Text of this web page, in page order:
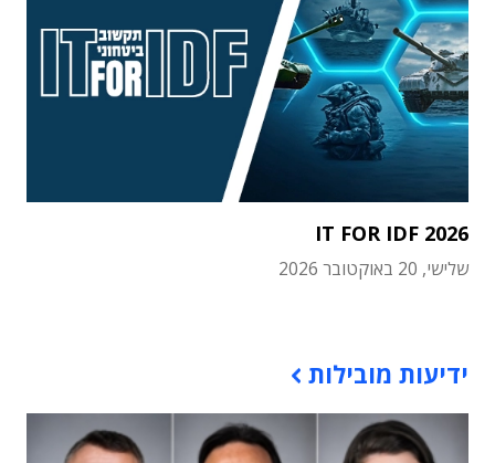
IT FOR IDF 2026
שלישי, 20 באוקטובר 2026
ידיעות מובילות